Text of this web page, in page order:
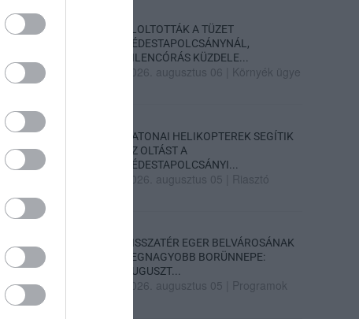
ELOLTOTTÁK A TÜZET
DÉDESTAPOLCSÁNYNÁL,
KILENCÓRÁS KÜZDELE...
2026. augusztus 06 Környék ügye
KATONAI HELIKOPTEREK SEGÍTIK
AZ OLTÁST A
DÉDESTAPOLCSÁNYI...
2026. augusztus 05 Riasztó
VISSZATÉR EGER BELVÁROSÁNAK
LEGNAGYOBB BORÜNNEPE:
AUGUSZT...
2026. augusztus 05 Programok